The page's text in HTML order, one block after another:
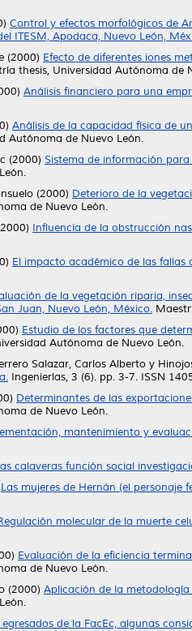
Control y efectos morfológicos de
ITESM, Apodaca, Nuevo León,
(2000) Efecto de diferentes iones
thesis, Universidad Autónoma de
Análisis financiero para una
Análisis de la capacidad física de
Autónoma de Nuevo León.
(2000) Sistema de información
(2000) Deterioro de la
de Nuevo León.
Influencia de la obstrucción
El impacto académico de las fallas
de la vegetación riparia,
Juan, Nuevo León, México.
Estudio de los factores que
Autónoma de Nuevo León.
Salazar, Carlos Alberto y
Ingenierías, 3 (6). pp. 3-7. ISSN
Determinantes de las
de Nuevo León.
mantenimiento y
calaveras función social
Las mujeres de Hernán (el
molecular de la muerte
Evaluación de la eficiencia
de Nuevo León.
(2000) Aplicación de la
egresados de la FacEc, algunas